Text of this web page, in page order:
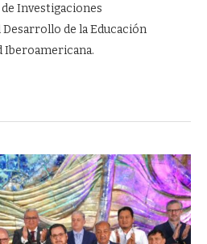
Investigaciones
de la Educación
Iberoamericana.